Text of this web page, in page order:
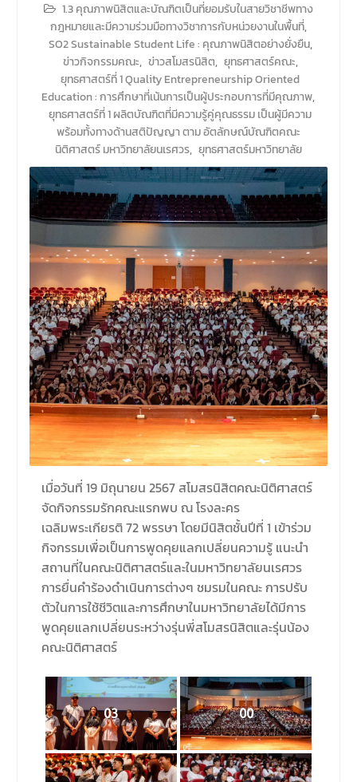
1.3 คุณภาพนิสิตและบัณฑิตเป็นที่ยอมรับในสายวิชาชีพทาง
กฎหมายและมีความร่วมมือทางวิชาการกับหน่วยงานในพื้นที่,
SO2 Sustainable Student Life : คุณภาพนิสิตอย่างยั่งยืน,
ข่าวกิจกรรมคณะ, ข่าวสโมสรนิสิต, ยุทธศาสตร์คณะ,
ยุทธศาสตร์ที่ 1 Quality Entrepreneurship Oriented
Education : การศึกษาที่เน้นการเป็นผู้ประกอบการที่มีคุณภาพ,
ยุทธศาสตร์ที่ 1 ผลิตบัณฑิตที่มีความรู้คู่คุณธรรม เป็นผู้มีความ
พร้อมทั้งทางด้านสติปัญญา ตาม อัตลักษณ์บัณฑิตคณะ
นิติศาสตร์ มหาวิทยาลัยนเรศวร, ยุทธศาสตร์มหาวิทยาลัย
เมื่อวันที่ 19 มิถุนายน 2567 สโมสรนิสิตคณะนิติศาสตร์
จัดกิจกรรมรักคณะแรกพบ ณ โรงละคร
เฉลิมพระเกียรติ 72 พรรษา โดยมีนิสิตชั้นปีที่ 1 เข้าร่วม
กิจกรรมเพื่อเป็นการพูดคุยแลกเปลี่ยนความรู้ แนะนำ
สถานที่ในคณะนิติศาสตร์และในมหาวิทยาลัยนเรศวร
การยื่นคำร้องดำเนินการต่างๆ ชมรมในคณะ การปรับ
ตัวในการใช้ชีวิตและการศึกษาในมหาวิทยาลัยได้มีการ
พูดคุยแลกเปลี่ยนระหว่างรุ่นพี่สโมสรนิสิตและรุ่นน้อง
คณะนิติศาสตร์
03 00